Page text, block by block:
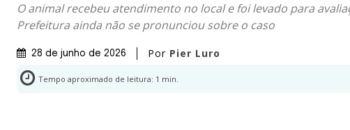
O animal recebeu atendimento no local e foi levado para
Prefeitura ainda não se pronunciou sobre o caso
28 de junho de 2026 Por Pier Luro
Tempo aproximado de leitura: 1 min.